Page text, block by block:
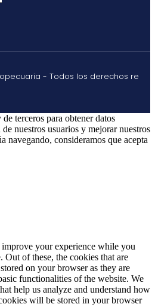
- Todos los derechos re
terceros para obtener datos
nuestros usuarios y mejorar nuestros
navegando, consideramos que acepta
your experience while you
Out of these, the cookies that are
on your browser as they are
functionalities of the website. We
help us analyze and understand how
will be stored in your browser